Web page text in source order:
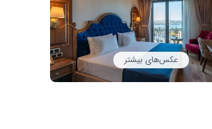
عکس‌های بیشتر